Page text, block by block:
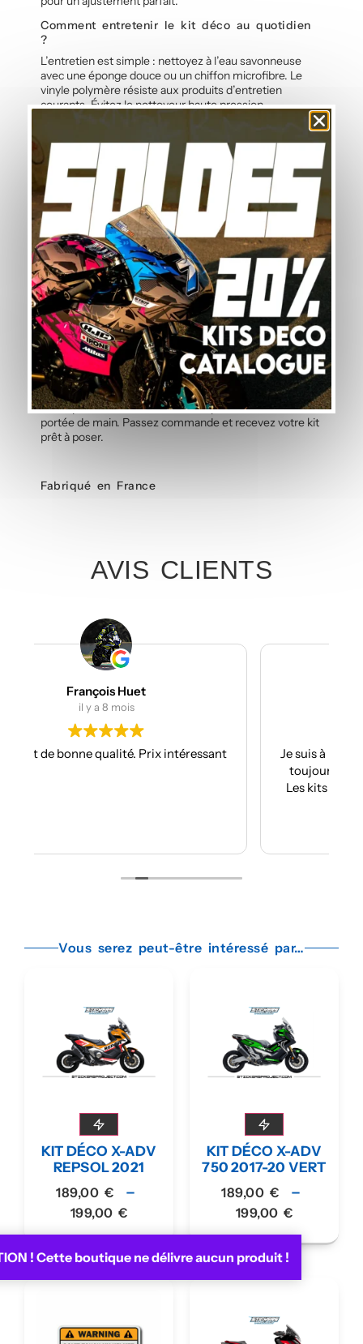
! Cette boutique ne délivre aucun produit !
Comment entretenir le kit déco au quotidien
?
L’entretien est simple : nettoyez à l’eau savonneuse
avec une éponge douce ou un chiffon microfibre. Le
vinyle polymère résiste aux produits d’entretien
courants. Évitez le nettoyeur haute pression
directement sur les bords des autocollants pour
Ce kit déco est-il facile à installer soi-même
?
Oui, ce kit de stickers est livré prédécoupé et prêt à
poser. L’adhésif calandré permet une application sans
bulle et sans eau, même sans expérience préalable.
Une notice détaillée accompagne chaque kit graphique,
et notre guide en ligne vous accompagne pas à pas
pour un résultat professionnel.
Commandez votre Kit Déco Honda X-
ADV 750 Jaune
Offrez à votre Honda X-ADV 750 2021 le style qu’elle
mérite avec ce kit déco Jaune fabriqué en France.
Vinyle polymère haute résistance, pose sans bulle et
découpe sur mesure : un résultat professionnel à
portée de main. Passez commande et recevez votre kit
prêt à poser.
Fabriqué en France
AVIS CLIENTS
Je suis à mon troisième kit déco avec eux et
toujours aussi réactifs et professionnels.
Les kits sont de qualités et se posent avec
Vous serez peut-être intéressé par…
KIT DÉCO X-ADV
REPSOL 2021
189,00 € –
199,00 €
KIT DÉCO X-ADV
750 2017-20 VERT
189,00 € –
199,00 €